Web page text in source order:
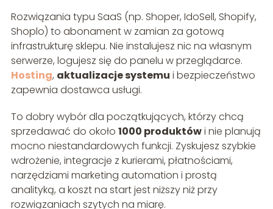
Rozwiązania typu SaaS (np. Shoper, IdoSell, Shopify,
Shoplo) to abonament w zamian za gotową
infrastrukturę sklepu. Nie instalujesz nic na własnym
serwerze, logujesz się do panelu w przeglądarce.
Hosting, aktualizacje systemu i bezpieczeństwo
zapewnia dostawca usługi.
To dobry wybór dla początkujących, którzy chcą
sprzedawać do około 1000 produktówi nie planują
mocno niestandardowych funkcji. Zyskujesz szybkie
wdrożenie, integracje z kurierami, płatnościami,
narzędziami marketing automation i prostą
analityką, a koszt na start jest niższy niż przy
rozwiązaniach szytych na miarę.